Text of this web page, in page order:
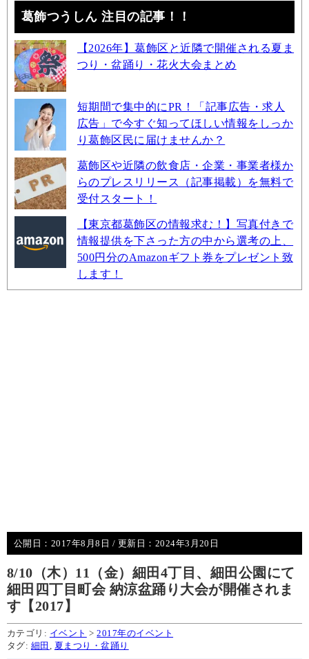
葛飾つうしん 注目の記事！！
【2026年】葛飾区と近隣で開催される夏ま
つり・盆踊り・花火大会まとめ
短期間で集中的にPR！「記事広告・求人
広告」で今すぐ知ってほしい情報をしっか
り葛飾区民に届けませんか？
葛飾区や近隣の飲食店・企業・事業者様か
らのプレスリリース（記事掲載）を無料で
受付スタート！
【東京都葛飾区の情報求む！】写真付きで
情報提供を下さった方の中から選考の上、
500円分のAmazonギフト券をプレゼント致
します！
公開日： 2017年8月8日 / 更新日： 2024年3月20日
8/10（木）11（金）細田4丁目、細田公園にて
細田四丁目町会 納涼盆踊り大会が開催されま
す【2017】
カテゴリ: イベント >2017年のイベント
タグ: 細田 夏まつり・盆踊り